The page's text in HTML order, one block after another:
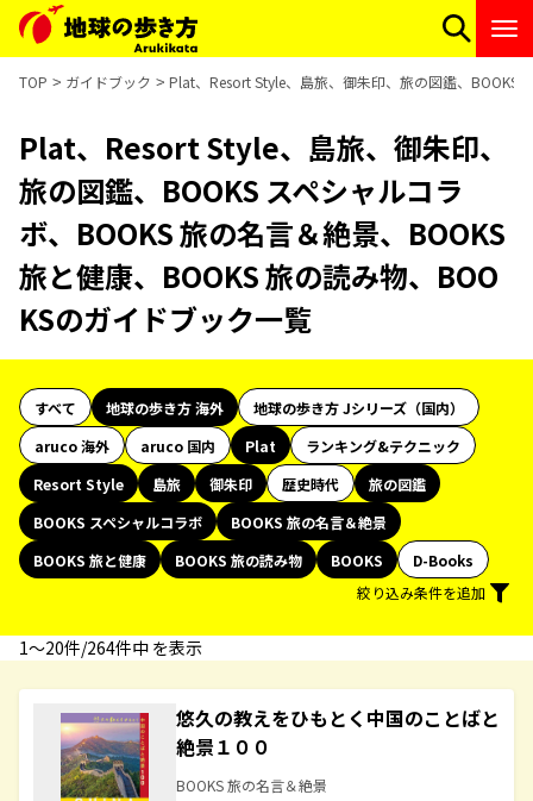
TOP ガイドブック Plat、Resort Style、島旅、御朱印、旅の図鑑、BOOKS
Plat、Resort Style、島旅、御朱印、
旅の図鑑、BOOKS スペシャルコラ
ボ、BOOKS 旅の名言＆絶景、BOOKS
旅と健康、BOOKS 旅の読み物、BOO
KSのガイドブック一覧
すべて 地球の歩き方 海外
地球の歩き方 Jシリーズ（国内）
aruco 海外
aruco 国内 Plat
ランキング&テクニック
Resort Style
島旅 御朱印 歴史時代
旅の図鑑
BOOKS スペシャルコラボ
BOOKS 旅の名言＆絶景
BOOKS 旅と健康
BOOKS 旅の読み物 BOOKS
D-Books
絞り込み条件を追加
1〜20件/264件中 を表示
悠久の教えをひもとく中国のことばと
絶景１００
BOOKS 旅の名言＆絶景